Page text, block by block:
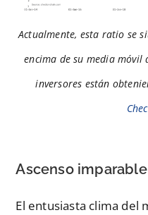
Actualmente, esta ratio se
encima de su media móvil
inversores están
Ascenso
El entusiasta clima del